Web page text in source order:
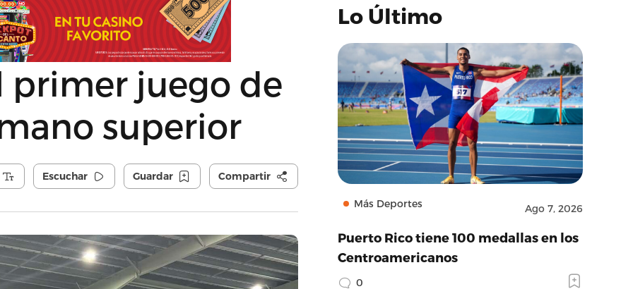
primer juego de
superior
Escuchar Guardar Compartir
Lo Último
Más Deportes Ago 7, 2026
Puerto Rico tiene 100 medallas en los
Centroamericanos
0